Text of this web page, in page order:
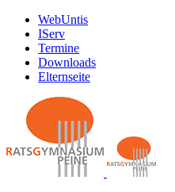
Zum
Inhalt
springen
WebUntis
IServ
Termine
Downloads
Elternseite